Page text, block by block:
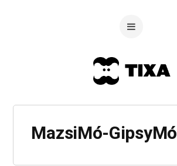
MazsiMó-GipsyMó